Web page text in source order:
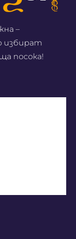
–
избират
посока!